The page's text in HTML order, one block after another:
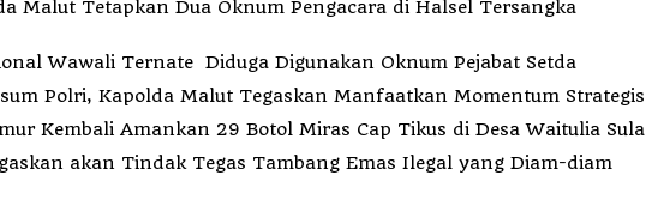
Malut Tetapkan Dua Oknum Pengacara di Halsel Tersangka
Anggaran Operasional Wawali Ternate Diduga Digunakan Oknum Pejabat Setda
Polri, Kapolda Malut Tegaskan Manfaatkan Momentum Strategis
Kembali Amankan 29 Botol Miras Cap Tikus di Desa Waitulia Sula
akan Tindak Tegas Tambang Emas Ilegal yang Diam-diam